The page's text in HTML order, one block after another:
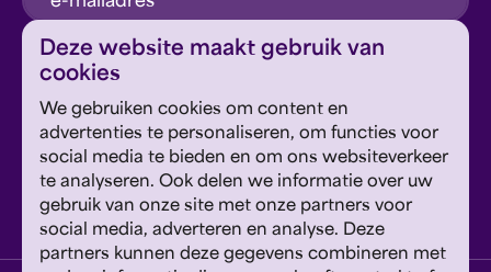
Deze website maakt gebruik van
cookies
We gebruiken cookies om content en
advertenties te personaliseren, om functies voor
social media te bieden en om ons websiteverkeer
te analyseren. Ook delen we informatie over uw
gebruik van onze site met onze partners voor
social media, adverteren en analyse. Deze
partners kunnen deze gegevens combineren met
inschrijven
Google's Privacyverklaring en Servicevoorwaarden
van toepassing.
Geef om Philzuid en steun ons!
steun ons